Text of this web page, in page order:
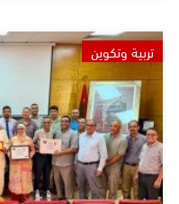
تربية وتكوين